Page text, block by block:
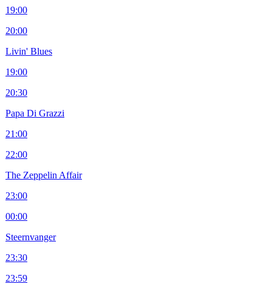
19:00
20:00
Livin' Blues
19:00
20:30
Papa Di Grazzi
21:00
22:00
The Zeppelin Affair
23:00
00:00
Steernvanger
23:30
23:59